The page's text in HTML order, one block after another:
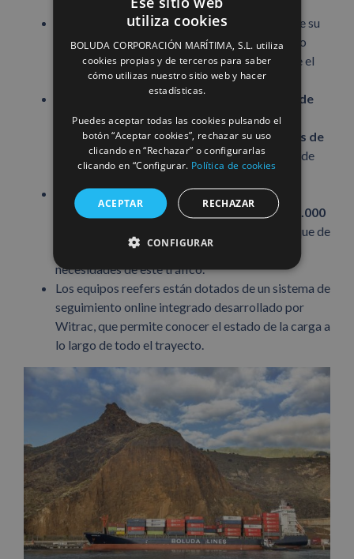
respectivamente.
La naviera garantiza, gracias a la ampliación de su
flota propia, el servicio de transporte marítimo
ante la crisis global que atraviesa actualmente el
sector.
Durante el primer año. se han registrado
más de
300 salidas desde el puerto de Cádizy
transportado un total de1.382.851 toneladas de
mercancíaa través de más de 430.000 millas de
navegación.
La filial ha incorporado 1.500 contenedores
reefer 45’ HQPW de última generación y 2.000
, que se unen a su parque de
más de 20.000 equipos adaptados a las
necesidades de este tráfico.
Los equipos reefers están dotados de un sistema de
seguimiento online integrado desarrollado por
Witrac, que permite conocer el estado de la carga a
lo largo de todo el trayecto.
ENGLISH
FRENCH
utiliza cookies
BOLUDA CORPORACIÓN MARÍTIMA, S.L. utiliza
cookies propias y de terceros para saber
cómo utilizas nuestro sitio web y hacer
estadísticas.
Puedes aceptar todas las cookies pulsando el
botón “Aceptar cookies”, rechazar su uso
clicando en “Rechazar” o configurarlas
clicando en “Configurar. Política de cookies
ACEPTAR RECHAZAR
CONFIGURAR